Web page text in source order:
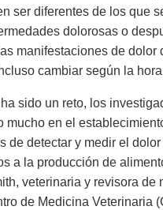
ser diferentes de los que
dolorosas o
manifestaciones de dolor
cambiar según la
sido un reto, los
mucho en el
de detectar y medir el
a la producción de
veterinaria y revisora de
de Medicina Veterinaria